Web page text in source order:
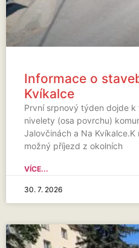
Informace o
Kvíkalce
První srpnový týden dojde
nivelety (osa povrchu)
Jalovčinách a Na
možný příjezd z okolních
VÍCE...
30. 7. 2026